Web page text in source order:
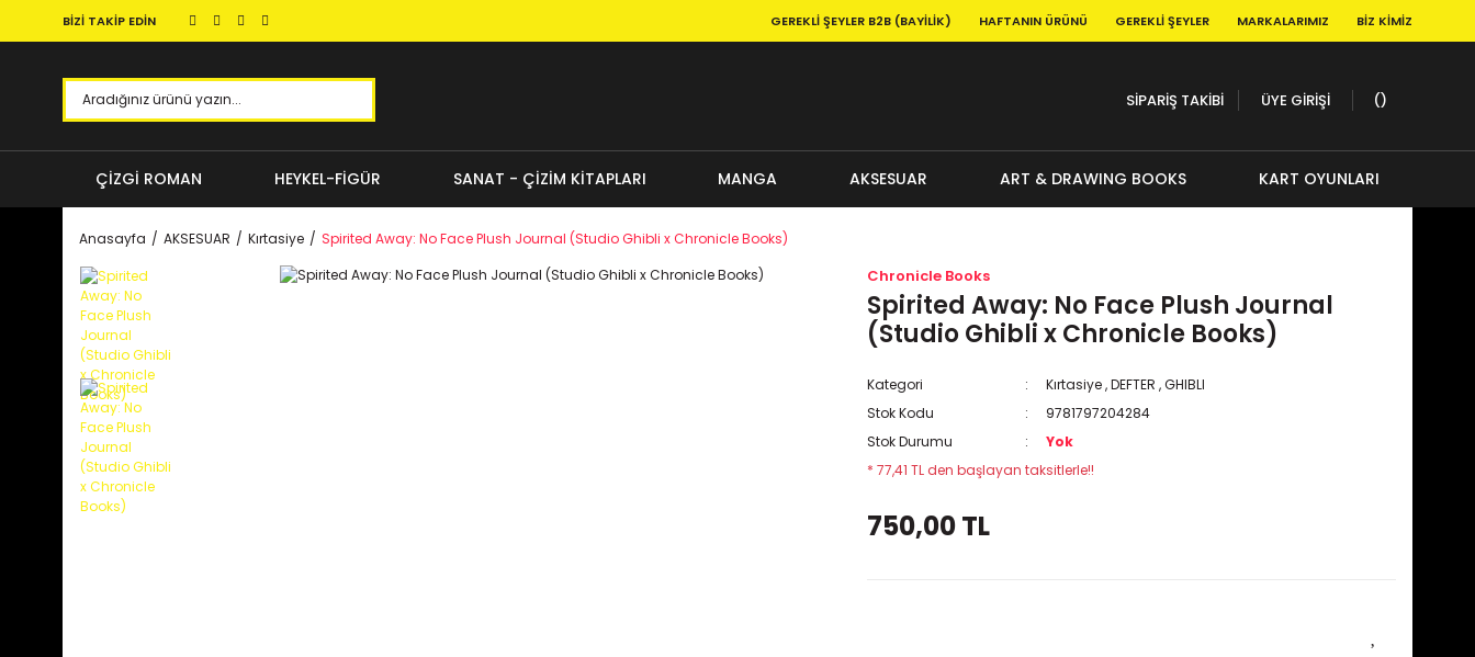
BİZİ TAKİP EDİN GEREKLI ŞEYLER B2B (BAYILIK) HAFTANIN ÜRÜNÜ GEREKLI ŞEYLER MARKALARIMIZ BIZ KIMIZ
SİPARİŞ TAKİBİ ÜYE GİRİŞİ
ÇİZGİ ROMAN HEYKEL-FİGÜR SANAT - ÇİZİM KİTAPLARI MANGA AKSESUAR ART & DRAWING BOOKS KART OYUNLARI
Anasayfa AKSESUAR Kırtasiye Spirited Away: No Face Plush Journal (Studio Ghibli x Chronicle Books)
Chronicle Books
Spirited Away: No Face Plush Journal
(Studio Ghibli x Chronicle Books)
Kategori Kırtasiye,DEFTER ,GHIBLI
Stok Kodu
9781797204284
Stok Durumu
Yok
* 77,41 TL den başlayan taksitlerle!!
750,00 TL